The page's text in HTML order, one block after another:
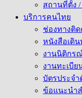
สถานที่ตั้ง
บริการคนไทย
ช่องทางติด
หนังสือเดิน
งานนิติกร
งานทะเบีย
บัตรประจ
ข้อแนะนำส